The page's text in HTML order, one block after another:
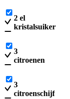
2 el
kristalsuiker
3
citroenen
3
citroenschijf